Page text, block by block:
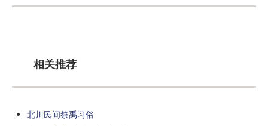
相关推荐
北川民间祭禹习俗